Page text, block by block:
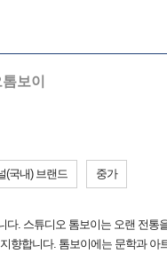
보이
(국내) 브랜드 중가
. 스튜디오 톰보이는 오랜 전통
향합니다. 톰보이에는 문학과 아